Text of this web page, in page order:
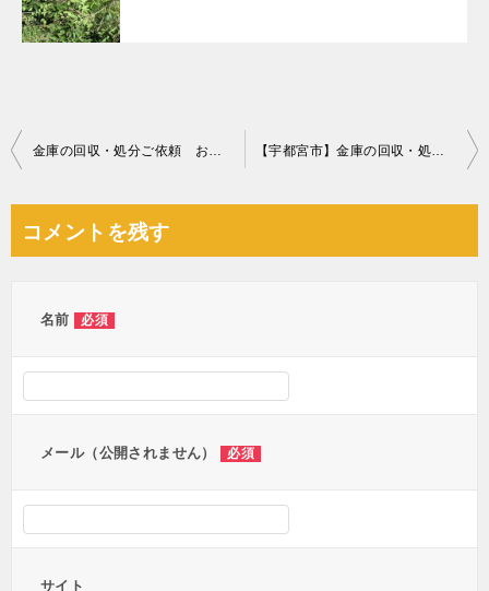
投
ビ
金庫の回収・処分ご依頼 お客様の声 【宇都宮市】金庫の回収・処分ご依頼 お客様の声
コメントを残す
名前 必須
メール（公開されません） 必須
サイト